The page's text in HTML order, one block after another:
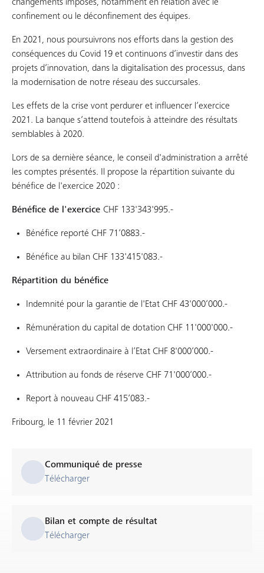
changements imposés, notamment en relation avec le
confinement ou le déconfinement des équipes.
En 2021, nous poursuivrons nos efforts dans la gestion des
conséquences du Covid 19 et continuons d’investir dans des
projets d’innovation, dans la digitalisation des processus, dans
la modernisation de notre réseau des succursales.
Les effets de la crise vont perdurer et influencer l’exercice
2021. La banque s’attend toutefois à atteindre des résultats
semblables à 2020.
Lors de sa dernière séance, le conseil d'administration a arrêté
les comptes présentés. Il propose la répartition suivante du
bénéfice de l'exercice 2020 :
Bénéfice de l'exercice CHF 133'343'995.-
Bénéfice reporté CHF 71’0883.-
Bénéfice au bilan CHF 133'415'083.-
Répartition du bénéfice
Indemnité pour la garantie de l'Etat CHF 43'000’000.-
Rémunération du capital de dotation CHF 11'000'000.-
Versement extraordinaire à l’Etat CHF 8'000’000.-
Attribution au fonds de réserve CHF 71'000’000.-
Report à nouveau CHF 415’083.-
Fribourg, le 11 février 2021
Communiqué de presse
Télécharger
Bilan et compte de résultat
Télécharger